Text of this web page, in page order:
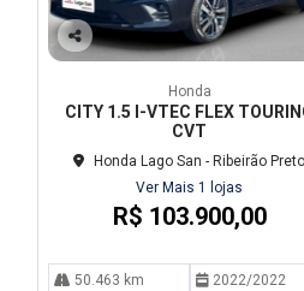
Co
arti
lhe
Honda
CITY 1.5 I-VTEC FLEX
CVT
Honda Lago San - Ribeirão Preto
Ver Mais 1 lojas
R$ 103.900,00
50.463 km 2022/2022